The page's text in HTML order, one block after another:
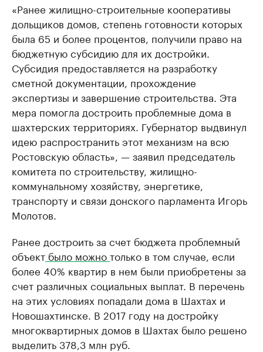
«Ранее жилищно-строительные кооперативы
дольщиков домов, степень готовности которых
была 65 и более процентов, получили право на
бюджетную субсидию для их достройки.
Субсидия предоставляется на разработку
сметной документации, прохождение
экспертизы и завершение строительства. Эта
мера помогла достроить проблемные дома в
шахтерских территориях. Губернатор выдвинул
идею распространить этот механизм на всю
Ростовскую область», — заявил председатель
комитета по строительству, жилищно-
коммунальному хозяйству, энергетике,
транспорту и связи донского парламента Игорь
Молотов.
Ранее достроить за счет бюджета проблемный
объект было можнотолько в том случае, если
более 40% квартир в нем были приобретены за
счет различных социальных выплат. В перечень
на этих условиях попадали дома в Шахтах и
Новошахтинске. В 2017 году на достройку
многоквартирных домов в Шахтах было решено
выделить 378,3 млн руб.